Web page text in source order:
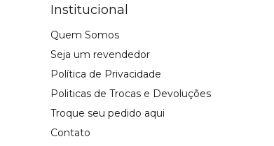
Institucional
Quem Somos
Seja um revendedor
Política de Privacidade
Politicas de Trocas e Devoluções
Troque seu pedido aqui
Contato